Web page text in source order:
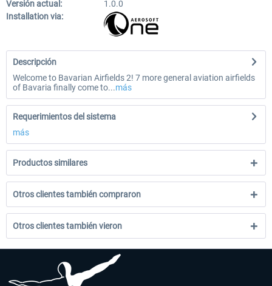
Versión actual:
1.0.0
Installation via:
Descripción
Welcome to Bavarian Airfields 2! 7 more general aviation airfields
of Bavaria finally come to...más
Requerimientos del sistema
más
Productos similares
Otros clientes también compraron
Otros clientes también vieron